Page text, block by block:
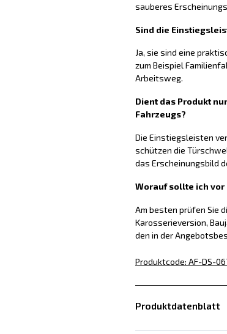
sauberes
Sind die
Ja, sie sind eine
zum Beispiel
Arbeitsweg.
Dient das Produkt
Fahrzeugs?
Die Einstiegsleisten
schützen die
das Erscheinungsbild
Worauf sollte ich vor
Am besten prüfen Sie
Karosserieversion,
den in der
Produktcode: AF-DS-
Produktdatenblatt